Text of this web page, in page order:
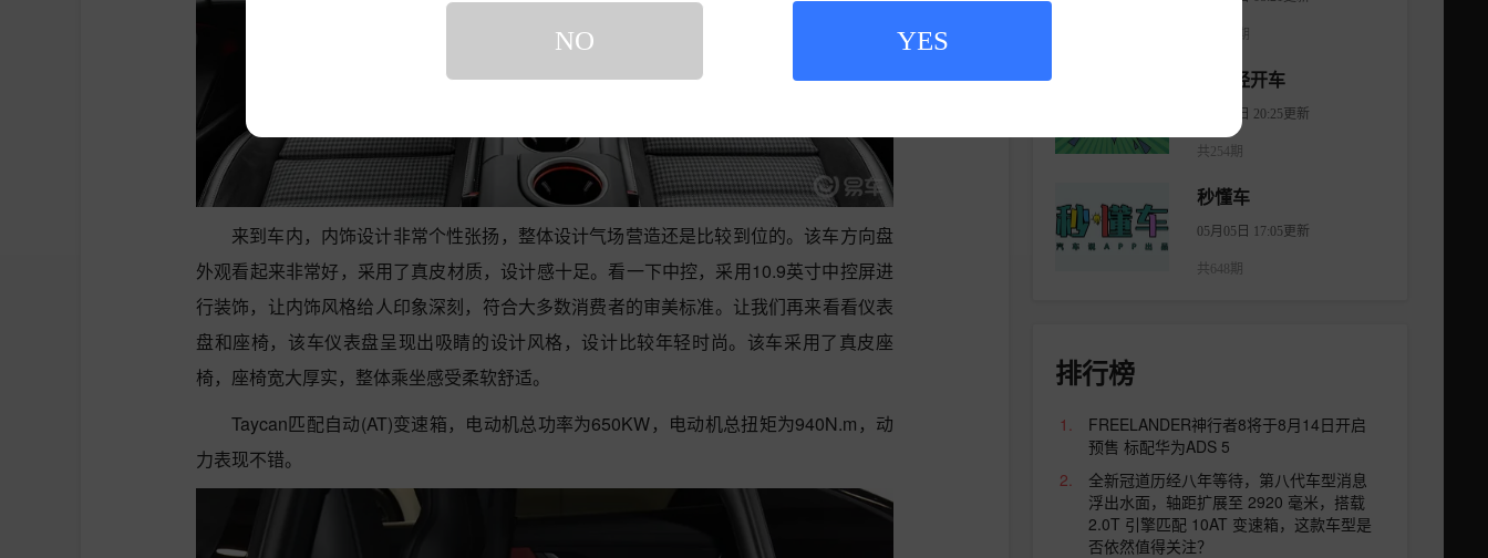
NO YES
来到车内，内饰设计非常个性张扬，整体设计气场营造还是比较到位的。该车方向盘
外观看起来非常好，采用了真皮材质，设计感十足。看一下中控，采用10.9英寸中控屏进
行装饰，让内饰风格给人印象深刻，符合大多数消费者的审美标准。让我们再来看看仪表
盘和座椅，该车仪表盘呈现出吸睛的设计风格，设计比较年轻时尚。该车采用了真皮座
椅，座椅宽大厚实，整体乘坐感受柔软舒适。
Taycan匹配自动(AT)变速箱，电动机总功率为650KW，电动机总扭矩为940N.m，动
力表现不错。
共2965期
不正经开车
08月18日 20:25更新
共254期
秒懂车
05月05日 17:05更新
共648期
排行榜
FREELANDER神行者8将于8月14日开启
预售 标配华为ADS 5
全新冠道历经八年等待，第八代车型消息
浮出水面，轴距扩展至 2920 毫米，搭载
2.0T 引擎匹配 10AT 变速箱，这款车型是
否依然值得关注？